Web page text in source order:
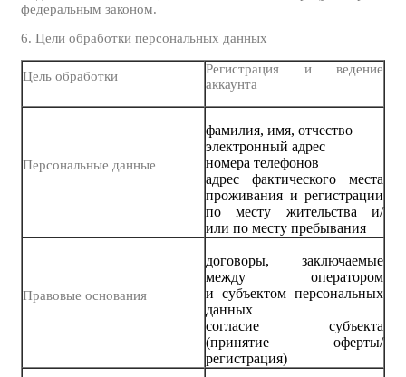
федеральным законом.
6. Цели обработки персональных данных
Цель обработки
Регистрация и ведение
аккаунта
Персональные данные
фамилия, имя, отчество
электронный адрес
номера телефонов
адрес фактического места
проживания и регистрации
по месту жительства и/
или по месту пребывания
Правовые основания
договоры, заключаемые
между оператором
и субъектом персональных
данных
согласие субъекта
(принятие оферты/
регистрация)